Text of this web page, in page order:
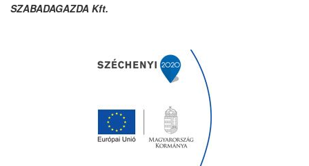
SZABADAGAZDA Kft.